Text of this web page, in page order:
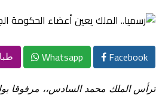
Facebook
Whatsapp
ترأس الملك محمد السادس،، مرفوقا